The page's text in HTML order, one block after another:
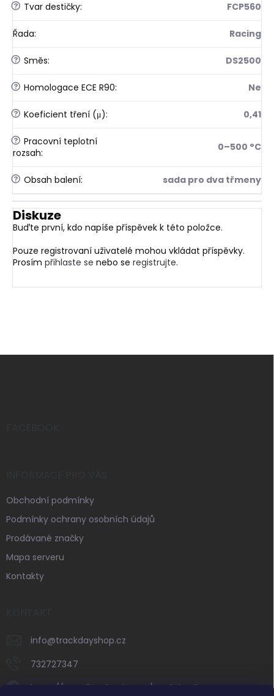
? Tvar destičky: FCP560
Řada: Racing
? Směs: DS2500
? Homologace ECE R90: Ne
? Koeficient tření (μ): 0,41
? Pracovní teplotní
rozsah: 0–500 °C
? Obsah balení: sada pro dva třmeny
Diskuze
Buďte první, kdo napíše příspěvek k této položce.
Pouze registrovaní uživatelé mohou vkládat příspěvky.
Prosím přihlaste se nebo se registrujte.
Z
Obchodní podmínky
Podmínky ochrany osobních údajů
Prodávané značky
Mapa serveru
Kontakty
info@trackdayshop.cz
732727347
https://www.facebook.com/trackdayshop